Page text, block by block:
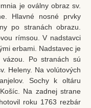
je oválny obraz sv.
Hlavné nosné prvky
po stranách obrazu.
rímsou. V nadstavci
erbami. Nadstavec je
vázou. Po stranách sú
Heleny. Na volútových
Sochy k oltáru
Na zadnej strane
roku 1763 rezbár